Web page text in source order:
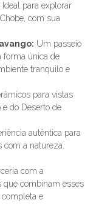
Ideal para explorar
com sua
Um passeio
forma única de
tranquilo e
para vistas
do Deserto de
autêntica para
a natureza.
com a
que combinam esses
e